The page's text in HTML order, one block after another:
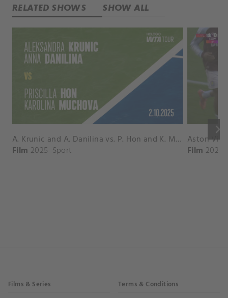
RELATED SHOWS SHOW ALL
keyboard_arrow_right
A. Krunic and A. Danilina vs. P. Hon and K. Muchova Match Highlights - BEIJING_Capital Group Diamond ( October 02, 2025)
Film 2025 Sport Film 2026
Films & Series Terms & Conditions